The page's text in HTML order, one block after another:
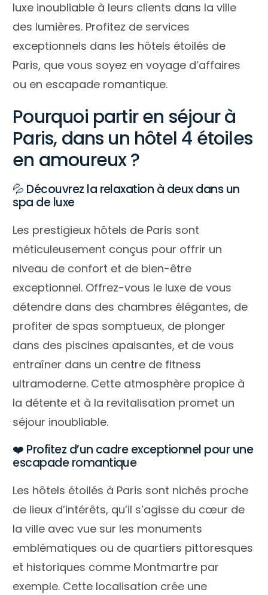
luxe inoubliable à leurs clients dans la ville
des lumières. Profitez de services
exceptionnels dans les hôtels étoilés de
Paris, que vous soyez en voyage d’affaires
ou en escapade romantique.
Pourquoi partir en séjour à
Paris, dans un hôtel 4 étoiles
en amoureux ?
💦 Découvrez la relaxation à deux dans un
spa de luxe
Les prestigieux hôtels de Paris sont
méticuleusement conçus pour offrir un
niveau de confort et de bien-être
exceptionnel. Offrez-vous le luxe de vous
détendre dans des chambres élégantes, de
profiter de spas somptueux, de plonger
dans des piscines apaisantes, et de vous
entraîner dans un centre de fitness
ultramoderne. Cette atmosphère propice à
la détente et à la revitalisation promet un
séjour inoubliable.
❤️ Profitez d’un cadre exceptionnel pour une
escapade romantique
Les hôtels étoilés à Paris sont nichés proche
de lieux d’intérêts, qu’il s’agisse du cœur de
la ville avec vue sur les monuments
emblématiques ou de quartiers pittoresques
et historiques comme Montmartre par
exemple. Cette localisation crée une